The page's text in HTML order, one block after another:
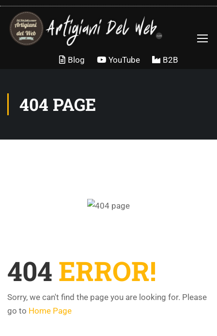
B2B
YouTube
Blog
404 PAGE
404 ERROR!
Sorry, we can't find the page you are looking for. Please
go to Home Page